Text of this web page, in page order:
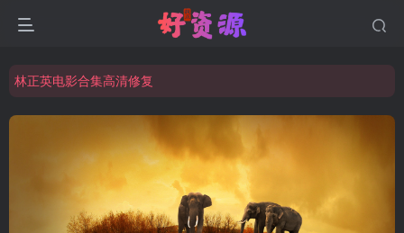
周星驰电影合集高清修复
林正英电影合集高清修复
周星驰电影合集高清修复
祝大家元旦快乐！！越来越好！